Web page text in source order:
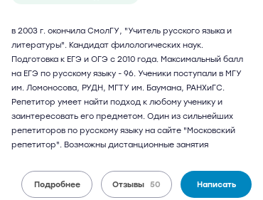
в 2003 г. окончила СмолГУ, "Учитель русского языка и
литературы". Кандидат филологических наук.
Подготовка к ЕГЭ и ОГЭ с 2010 года. Максимальный балл
на ЕГЭ по русскому языку - 96. Ученики поступали в МГУ
им. Ломоносова, РУДН, МГТУ им. Баумана, РАНХиГС.
Репетитор умеет найти подход к любому ученику и
заинтересовать его предметом. Один из сильнейших
репетиторов по русскому языку на сайте "Московский
репетитор". Возможны дистанционные занятия
Подробнее Отзывы 50 Написать